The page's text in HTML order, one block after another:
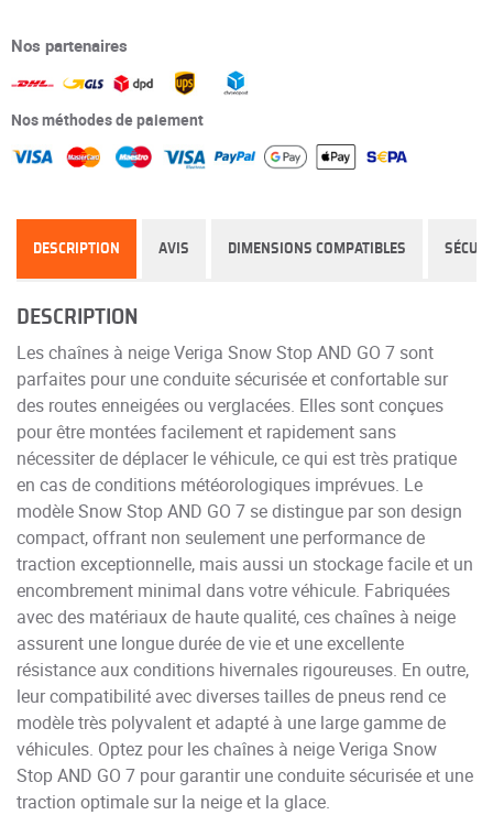
Nos partenaires
Nos méthodes de paiement
DESCRIPTION AVIS DIMENSIONS COMPATIBLES
DESCRIPTION
Les chaînes à neige Veriga Snow Stop AND GO 7 sont
parfaites pour une conduite sécurisée et confortable sur
des routes enneigées ou verglacées. Elles sont conçues
pour être montées facilement et rapidement sans
nécessiter de déplacer le véhicule, ce qui est très pratique
en cas de conditions météorologiques imprévues. Le
modèle Snow Stop AND GO 7 se distingue par son design
compact, offrant non seulement une performance de
traction exceptionnelle, mais aussi un stockage facile et un
encombrement minimal dans votre véhicule. Fabriquées
avec des matériaux de haute qualité, ces chaînes à neige
assurent une longue durée de vie et une excellente
résistance aux conditions hivernales rigoureuses. En outre,
leur compatibilité avec diverses tailles de pneus rend ce
modèle très polyvalent et adapté à une large gamme de
véhicules. Optez pour les chaînes à neige Veriga Snow
Stop AND GO 7 pour garantir une conduite sécurisée et une
traction optimale sur la neige et la glace.